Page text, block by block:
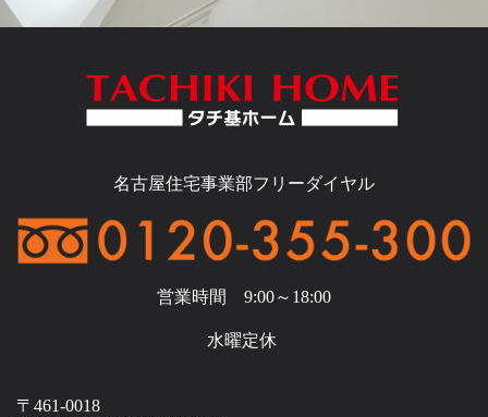
名古屋住宅事業部フリーダイヤル
営業時間 9:00～18:00
水曜定休
〒461-0018